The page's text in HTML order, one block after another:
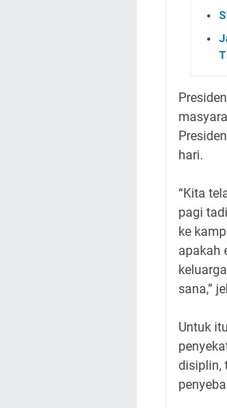
hari.
“Kita
pagi
ke
apakah
sana,”
Untuk
disiplin,